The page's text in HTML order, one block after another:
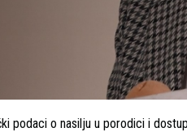
podaci o nasilju u porodici i